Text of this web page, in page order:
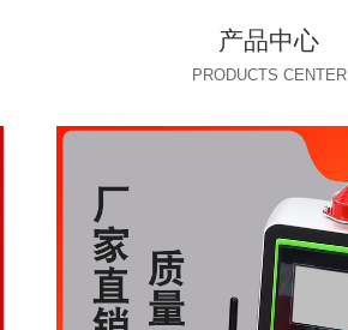
产品中心
PRODUCTS CENTER